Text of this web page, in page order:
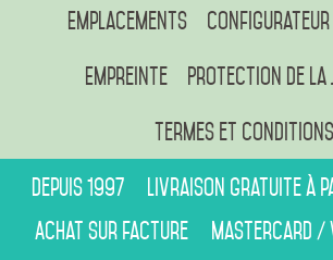
Emplacements Configurateur
Empreinte Protection de la
Termes et conditions
Depuis 1997
Livraison gratuite à
Achat sur facture
Mastercard /